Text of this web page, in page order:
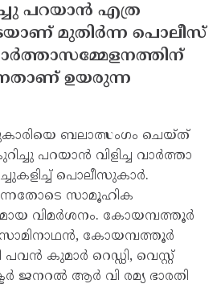
പറയാന്‍ എത്ര
മുതിര്‍ന്ന പൊലീസ്
ഉയരുന്ന
ബലാത്സംഗം ചെയ്ത്
പറയാന്‍ വിളിച്ച വാര്‍ത്താ
പൊലീസുകാര്‍.
സാമൂഹിക
വിമര്‍ശനം. കോയമ്പത്തൂര്‍
കോയമ്പത്തൂര്‍
പവന്‍ കുമാര്‍ റെഡ്ഡി, വെസ്റ്റ്
ആര്‍ വി രമ്യ ഭാരതി